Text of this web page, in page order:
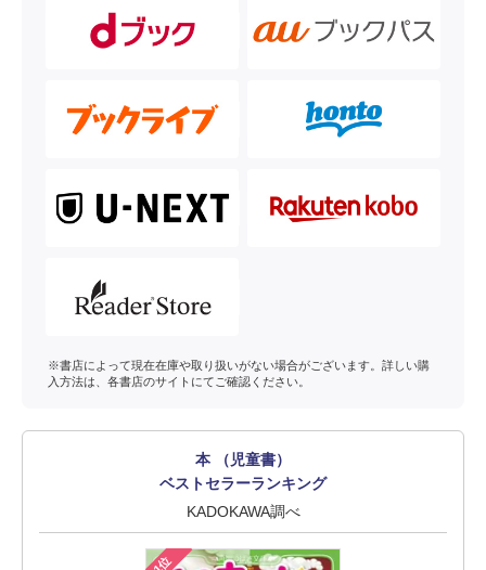
※書店によって現在在庫や取り扱いがない場合がございます。詳しい購
入方法は、各書店のサイトにてご確認ください。
本 （児童書）
ベストセラーランキング
KADOKAWA調べ
1位